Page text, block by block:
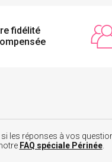
fidélité
si les réponses à vos
FAQ spéciale Périnée.